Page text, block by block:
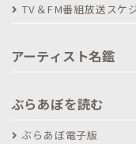
TV＆FM番組放送スケ
アーティスト名鑑
ぶらあぼを読む
ぶらあぼ電子版